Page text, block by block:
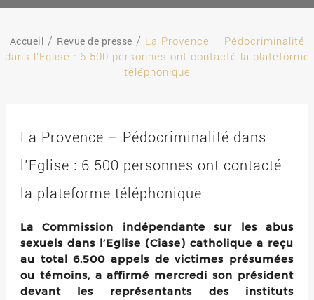
Accueil Revue de presse
La Provence – Pédocriminalité
dans l’Eglise : 6 500 personnes ont contacté la plateforme
téléphonique
La Provence – Pédocriminalité dans
l’Eglise : 6 500 personnes ont contacté
la plateforme téléphonique
La Commission indépendante sur les abus
sexuels dans l’Eglise (Ciase) catholique a reçu
au total 6.500 appels de victimes présumées
ou témoins, a affirmé mercredi son président
devant les représentants des instituts